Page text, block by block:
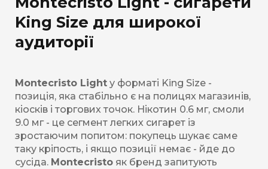
King Size для широкої
аудиторії
Montecristo Light у форматі King Size -
позиція, яка стабільно є на полицях магазинів,
кіосків і торгових точок. Нікотин 0.6 мг, смоли
9.0 мг - це сегмент легких сигарет із
зростаючим попитом: покупець шукає саме
таку кріпость, і якщо позиції немає - йде до
сусіда. Montecristo як бренд запитують